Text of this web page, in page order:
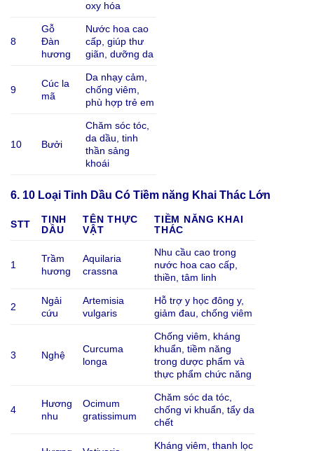
oxy hóa
8
Gỗ
Đàn
hương
Nước hoa cao
cấp, giúp thư
giãn, dưỡng da
9
Cúc la
mã
Da nhạy cảm,
chống viêm,
phù hợp trẻ em
10 Bưởi
Chăm sóc tóc,
da dầu, tinh
thần sảng
khoái
6. 10 Loại Tinh Dầu Có Tiềm năng Khai Thác Lớn
STT
TINH
DẦU
TÊN THỰC
VẬT
TIỀM NĂNG KHAI
THÁC
1
Trầm
hương
Aquilaria
crassna
Nhu cầu cao trong
nước hoa cao cấp,
thiền, tâm linh
2
Ngải
cứu
Artemisia
vulgaris
Hỗ trợ y học đông y,
giảm đau, chống viêm
3 Nghệ
Curcuma
longa
Chống viêm, kháng
khuẩn, tiềm năng
trong dược phẩm và
thực phẩm chức năng
4
Hương
nhu
Ocimum
gratissimum
Chăm sóc da tóc,
chống vi khuẩn, tẩy da
chết
Kháng viêm, thanh lọc